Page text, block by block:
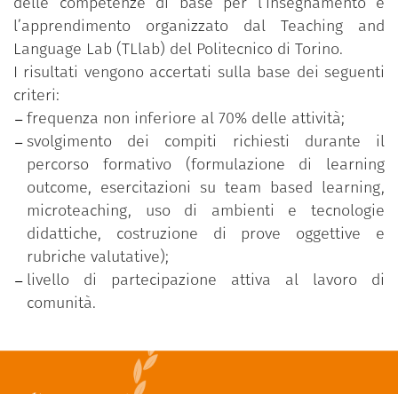
l’apprendimento organizzato dal Teaching and
Language Lab (TLlab) del Politecnico di Torino.
I risultati vengono accertati sulla base dei seguenti
criteri:
frequenza non inferiore al 70% delle attività;
svolgimento dei compiti richiesti durante il
percorso formativo (formulazione di learning
outcome, esercitazioni su team based learning,
microteaching, uso di ambienti e tecnologie
didattiche, costruzione di prove oggettive e
rubriche valutative);
livello di partecipazione attiva al lavoro di
comunità.